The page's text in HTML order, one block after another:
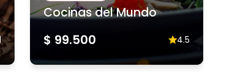
Cocinas del Mundo
$ 99.500 4.5